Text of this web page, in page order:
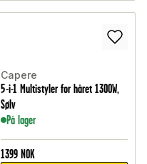
Capere
5-i-1 Multistyler for håret 1300W,
Sølv
På lager
1399 NOK